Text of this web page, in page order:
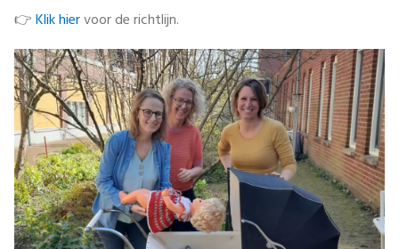
👉Klik hiervoor de richtlijn.